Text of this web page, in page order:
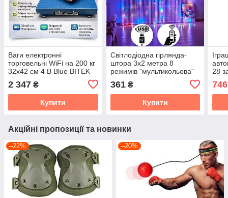
Ваги електронні
торговельні WiFi на 200 кг
32х42 см 4 В Blue BITEK
2 347 ₴
Купити
Світлодіодна гірлянда-
штора 3х2 метра 8
режимів "мультикольова"
світло з USB і пультом ДК
361₴
Купити
28
746
Акційні пропозиції та новинки
–22% –20%